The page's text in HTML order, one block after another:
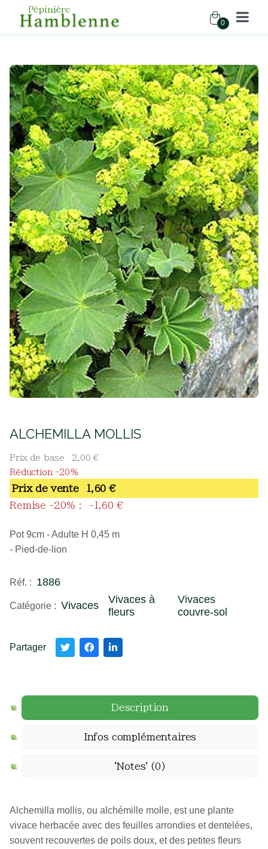
0
Accueil Boutique
Vivaces
ALCHEMILLA MOLLIS
ALCHEMILLA MOLLIS
Prix de base
2,00 €
Réduction -20%
Prix ​​de vente
1,60 €
Remise -20% :
-1,60 €
Pot 9cm - Adulte H 0,45 m
- Pied-de-lion
Réf. : 1886
Catégorie : Vivaces
Vivaces à
fleurs
Vivaces
couvre-sol
Partager
Description
Infos complémentaires
'Notes' (0)
Alchemilla mollis, ou alchémille molle, est une plante
vivace herbacée avec des feuilles arrondies et dentelées,
souvent recouvertes de poils doux, et des petites fleurs